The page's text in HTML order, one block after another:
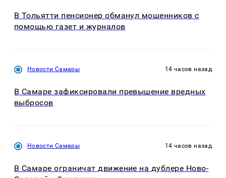
В Тольятти пенсионер обманул мошенников с
помощью газет и журналов
Новости Самары 14 часов назад
В Самаре зафиксировали превышение вредных
выбросов
Новости Самары 14 часов назад
В Самаре ограничат движение на дублере Ново-